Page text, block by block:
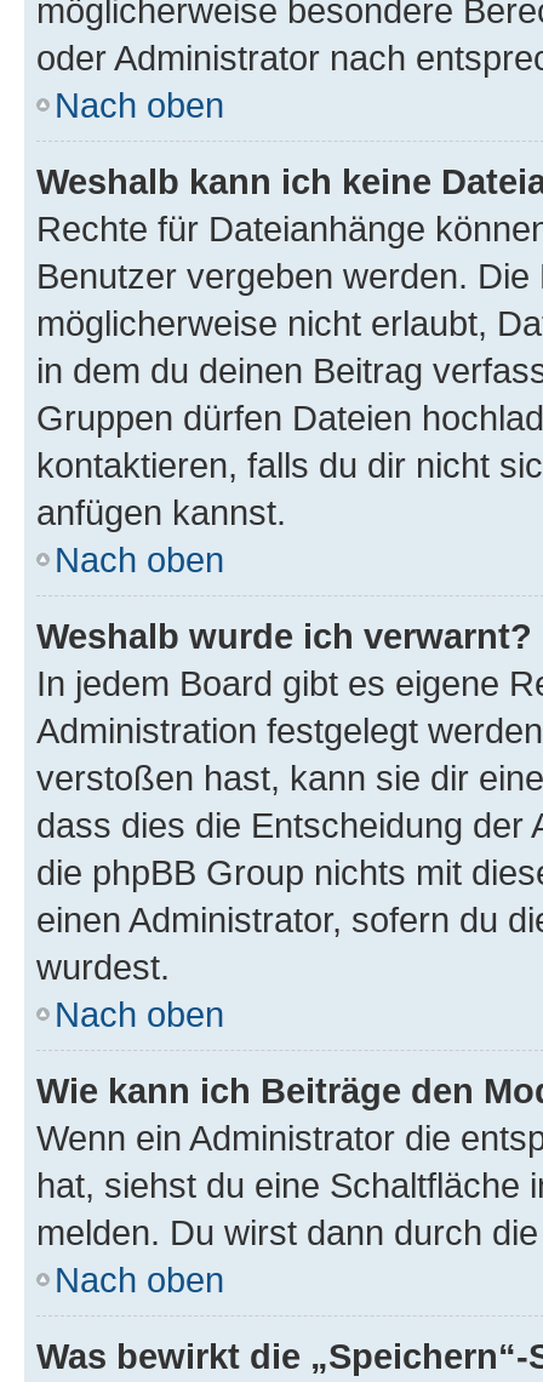
möglicherweise besondere
oder Administrator nach
Nach oben
Weshalb kann ich keine
Rechte für Dateianhänge
Benutzer vergeben werden.
möglicherweise nicht erlaubt,
in dem du deinen Beitrag
Gruppen dürfen Dateien
kontaktieren, falls du dir nicht
anfügen kannst.
Nach oben
Weshalb wurde ich verwarnt?
In jedem Board gibt es eigene
Administration festgelegt
verstoßen hast, kann sie dir
dass dies die Entscheidung der
die phpBB Group nichts mit
einen Administrator, sofern du
wurdest.
Nach oben
Wie kann ich Beiträge den
Wenn ein Administrator die
hat, siehst du eine Schaltfläche
melden. Du wirst dann durch
Nach oben
Was bewirkt die